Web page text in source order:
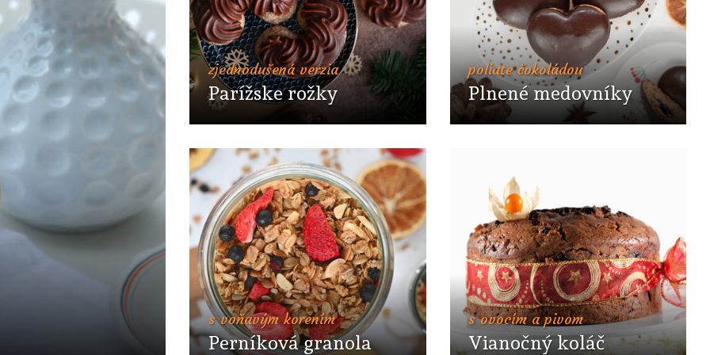
zjednodušená verzia
Parížske rožky
poliate čokoládou
Plnené medovníky
s voňavým korením
Perníková granola
s ovocím a pivom
Vianočný koláč